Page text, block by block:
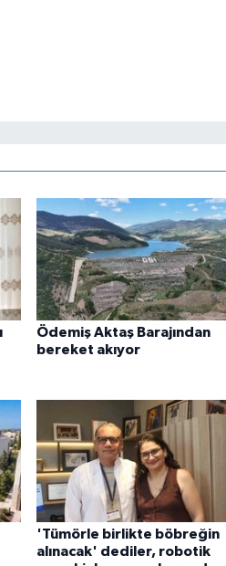
Ödemiş Aktaş Barajından
bereket akıyor
'Tümörle birlikte böbreğin
alınacak' dediler, robotik